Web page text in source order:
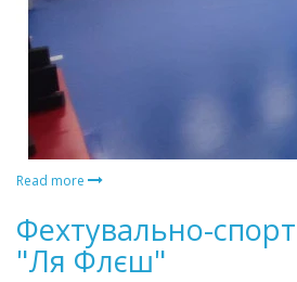
Read more
Фехтувально-
"Ля Флєш"